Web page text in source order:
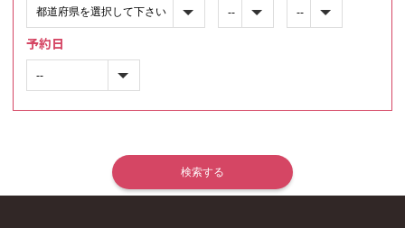
予約日